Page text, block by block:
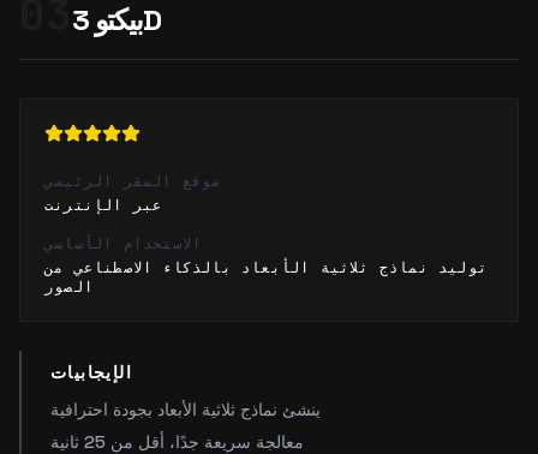
بيكتو 3D
موقع المقر الرئيسي
عبر الإنترنت
الاستخدام الأساسي
توليد نماذج ثلاثية الأبعاد بالذكاء الاصطناعي من
الصور
الإيجابيات
ينشئ نماذج ثلاثية الأبعاد بجودة احترافية
معالجة سريعة جدًا، أقل من 25 ثانية